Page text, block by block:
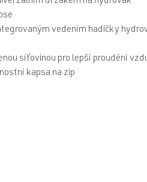
vedením hadičky
síťovinou pro lepší proudění
kapsa na zip